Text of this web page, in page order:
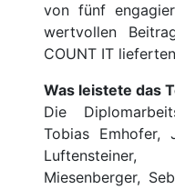
von fünf
wertvollen
COUNT IT
Was leistete das
Die
Tobias Emhofer,
Miesenberger,